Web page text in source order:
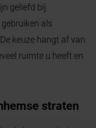
geliefd bij
als
keuze hangt af van
ruimte u heeft en
straten